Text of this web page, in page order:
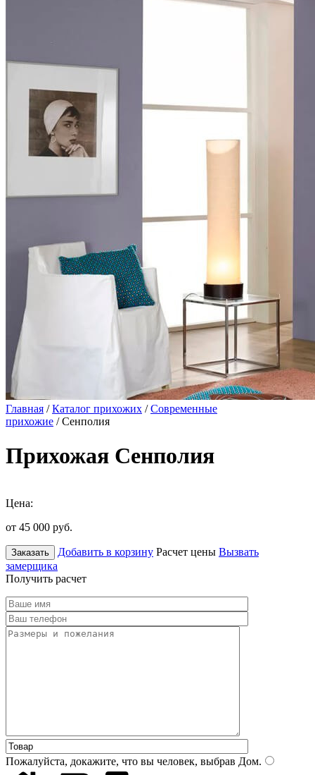
Главная /Каталог прихожих /Современные
прихожие / Сенполия
Прихожая Сенполия
Цена:
от 45 000 руб.
Заказать Добавить в корзину Расчет цены Вызвать
замерщика
Получить расчет
Пожалуйста, докажите, что вы человек, выбрав Дом.